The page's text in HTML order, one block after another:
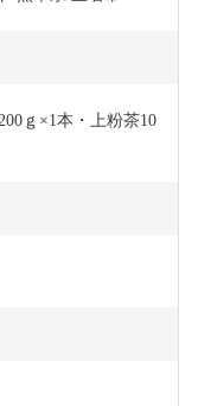
ｇ×1本・上粉茶10